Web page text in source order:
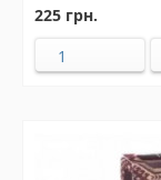
225 грн.